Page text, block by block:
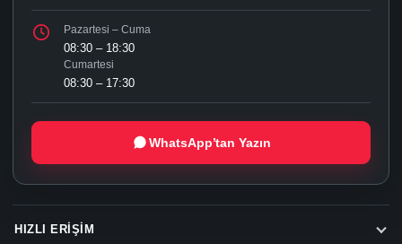
HIZLI ERIŞIM
Pazartesi – Cuma
08:30 – 18:30
Cumartesi
08:30 – 17:30
WhatsApp’tan Yazın